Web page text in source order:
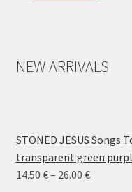
NEW ARRIVALS
STONED JESUS Songs
transparent green
14.50 €– 26.00 €Price